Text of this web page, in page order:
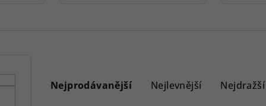
a
Nejprodávanější Nejlevnější Nejdražší